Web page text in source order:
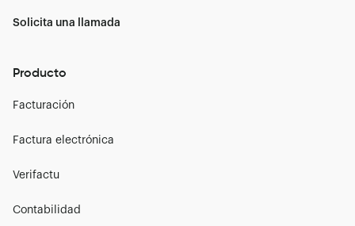
Solicita una llamada
Producto
Facturación
Factura electrónica
Verifactu
Contabilidad